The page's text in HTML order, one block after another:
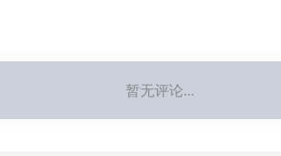
暂无评论...